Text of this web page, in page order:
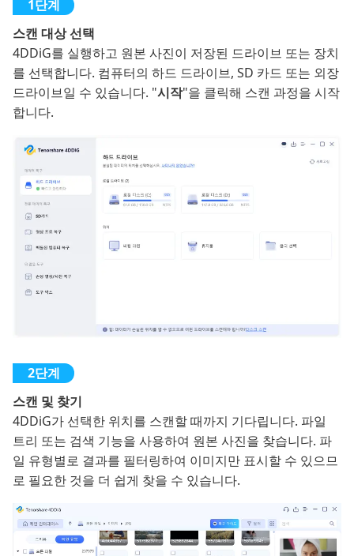
스캔 대상 선택
4DDiG를 실행하고 원본 사진이 저장된 드라이브 또는 장치
를 선택합니다. 컴퓨터의 하드 드라이브, SD 카드 또는 외장
드라이브일 수 있습니다. "시작"을 클릭해 스캔 과정을 시작
합니다.
스캔 및 찾기
4DDiG가 선택한 위치를 스캔할 때까지 기다립니다. 파일
트리 또는 검색 기능을 사용하여 원본 사진을 찾습니다. 파
일 유형별로 결과를 필터링하여 이미지만 표시할 수 있으므
로 필요한 것을 더 쉽게 찾을 수 있습니다.